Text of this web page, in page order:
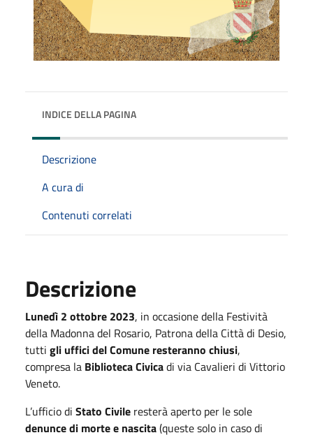
INDICE DELLA PAGINA
Descrizione
A cura di
Contenuti correlati
Descrizione
Lunedì 2 ottobre 2023, in occasione della Festività
della Madonna del Rosario, Patrona della Città di Desio,
tutti gli uffici del Comune resteranno chiusi,
compresa la Biblioteca Civicadi via Cavalieri di Vittorio
Veneto.
L’ufficio di Stato Civile resterà aperto per le sole
denunce di morte e nascita(queste solo in caso di